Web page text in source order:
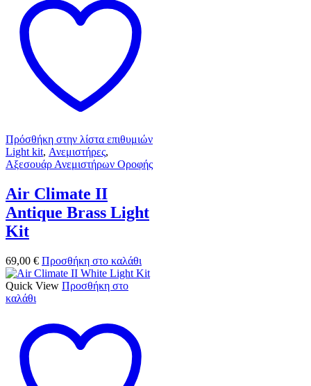
Πρόσθήκη στην λίστα επιθυμιών
Light kit, Ανεμιστήρες,
Αξεσουάρ Ανεμιστήρων Οροφής
Air Climate II
Antique Brass Light
Kit
69,00 € Προσθήκη στο καλάθι
Quick View Προσθήκη στο
καλάθι